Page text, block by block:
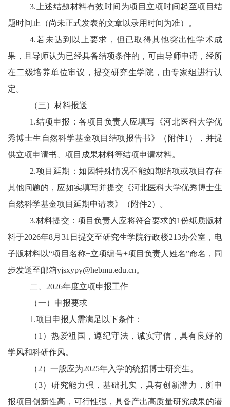
3.上述结题材料有效时间为项目立项时间起至项目结
题时间止（尚未正式发表的文章以录用时间为准）。
4.若未达到以上要求，但已取得其他突出性学术成
果，且导师认为已经具备结项条件的，可由导师申请，经所
在二级培养单位审议，提交研究生学院，由专家组进行认
定。
（三）材料报送
1.结项申报：各项目负责人应填写《河北医科大学优
秀博士生自然科学基金项目结项报告书》（附件1），并提
供立项申请书、项目成果材料等结项申请材料。
2.项目延期：如因特殊情况不能如期结项或项目存在
其他问题的，应如实填写并提交《河北医科大学优秀博士生
自然科学基金项目延期申请表》（附件2）。
3.材料提交：项目负责人应将符合要求的1份纸质版材
料于2026年8月31 日提交至研究生学院行政楼213办公室，电
子版材料以“项目名称+立项编号+项目负责人姓名”命名， 同
步发送至邮箱yjsxypy@hebmu.edu.cn。
二、2026年度立项申报工作
（一）申报要求
1.项目申报人需满足以下条件：
（1）热爱祖国，遵纪守法，诚实守信，具有良好的
学风和科研作风。
（2）一般应为2025年入学的统招博士研究生。
（3）研究能力强，基础扎实，具有创新潜力，所申
报项目创新性高，可行性强，具备产出高质量研究成果的潜